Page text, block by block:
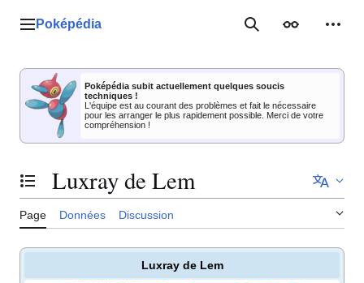
Menu principal
Poképédia RechercherApparence
Poképédia subit actuellement quelques soucis
techniques !
L'équipe est au courant des problèmes et fait le nécessaire
pour les arranger le plus rapidement possible. Merci de votre
compréhension !
Basculer la table des matières
Luxray de Lem
Page Données Discussion
Luxray de Lem